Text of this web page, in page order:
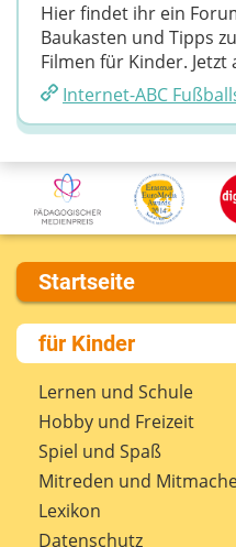
Hier findet ihr ein
Baukasten und Tipps
Filmen für Kinder. Jetzt
Internet-ABC
Startseite
Über uns
Presse
Kontakt
Impressum
Internet-ABC Sitemap
Barrierefreiheit
Länderprojekte
für Kinder
Lernen und Schule
Hobby und Freizeit
Spiel und Spaß
Mitreden und
Lexikon
Datenschutz